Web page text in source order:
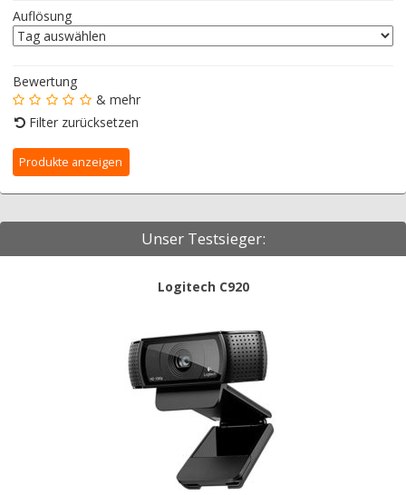
Auflösung
Bewertung
& mehr
Filter zurücksetzen
Unser Testsieger:
Logitech C920